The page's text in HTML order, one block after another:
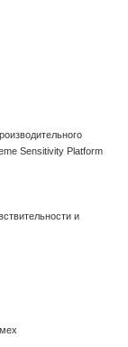
Sensitivity Platform
и